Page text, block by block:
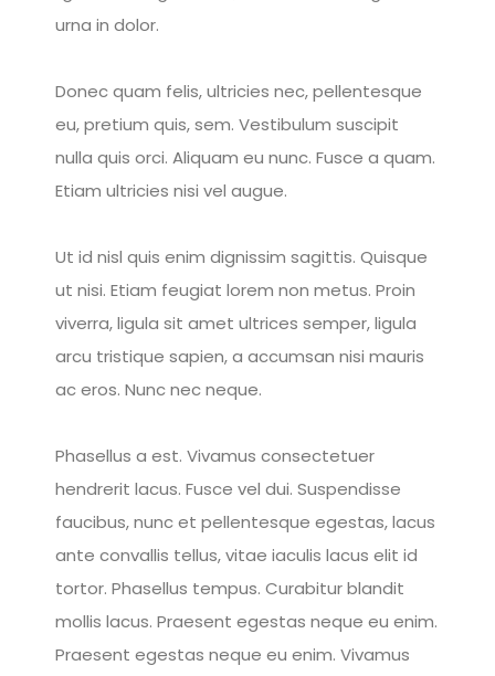
urna in dolor.
Donec quam felis, ultricies nec, pellentesque
eu, pretium quis, sem. Vestibulum suscipit
nulla quis orci. Aliquam eu nunc. Fusce a quam.
Etiam ultricies nisi vel augue.
Ut id nisl quis enim dignissim sagittis. Quisque
ut nisi. Etiam feugiat lorem non metus. Proin
viverra, ligula sit amet ultrices semper, ligula
arcu tristique sapien, a accumsan nisi mauris
ac eros. Nunc nec neque.
Phasellus a est. Vivamus consectetuer
hendrerit lacus. Fusce vel dui. Suspendisse
faucibus, nunc et pellentesque egestas, lacus
ante convallis tellus, vitae iaculis lacus elit id
tortor. Phasellus tempus. Curabitur blandit
mollis lacus. Praesent egestas neque eu enim.
Praesent egestas neque eu enim. Vivamus